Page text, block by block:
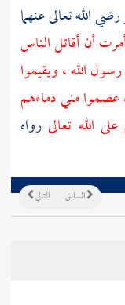
رضي الله تعالى عنهما
أن أقاتل الناس
الله ، ويقيموا
عصموا مني دماءهم
الله تعالى رواه
التالي السابق